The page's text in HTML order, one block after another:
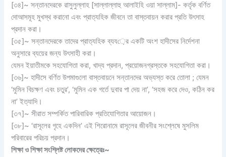
[৩৪]~ সন্তানদেরকে রাসুলুল্লাহ [সাল্লাল্লাহু আলাইহি ওয়া সাল্লাম]- কর্তৃক বর্ণিত
দোআসমূহ মুখস্থ করানো এবং প্রাত্যহিক জীবনে তা বাস্তবায়ন করার প্রতি উৎসাহ
প্রদান করা।
[৩৫]~ সন্তানদেরকে তাদের প্রাত্যহিক ব্যয়ের একটি অংশ হাদীসের নির্দেশনা
অনুসারে ব্যয়ের জন্য উৎসাহী করা।
যেমন ইয়াতীমকে সহযোগিতা করা, খাদ্য প্রদান, প্রয়োজনগ্রস্তকে সহযোগিতা করা।
[৩৬]~ হাদীসে বর্ণিত উপমাগুলো বাস্তবায়নে সন্তানদের অভ্যস্ত করে তোলা ; যেমন
‘মুমিন বিচক্ষণ এবং চতুর’, ‘মুমিন এক গর্তে দুবার পা দেয় না’, ‘সহজ করে দেও, কঠিন কর
না’ ইত্যাদি।
[৩৭]~ সীরাত সম্পর্কিত পারিবারিক প্রতিযোগিতার আয়োজন।
[৩৮]~ ‘রাসূলের গৃহে একদিন’ এই শিরোনামে রাসূলের জীবনীর সংশ্লেষে মুসলিম
পরিবারের পরিচয় প্রদান।
শিক্ষা ও শিক্ষা সংশ্লিষ্ট লোকদের ক্ষেত্রেঃ~